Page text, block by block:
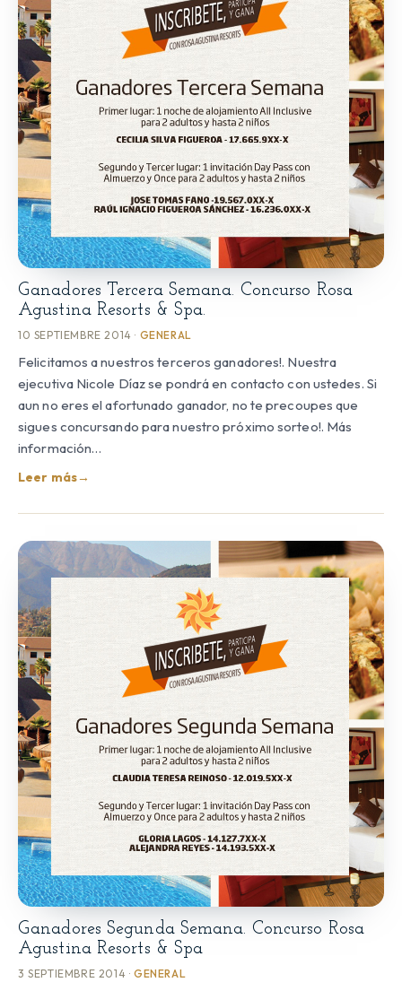
Ganadores Tercera Semana. Concurso Rosa
Agustina Resorts & Spa.
10 SEPTIEMBRE 2014 · GENERAL
Felicitamos a nuestros terceros ganadores!. Nuestra
ejecutiva Nicole Díaz se pondrá en contacto con ustedes. Si
aun no eres el afortunado ganador, no te precoupes que
sigues concursando para nuestro próximo sorteo!. Más
información…
Leer más→
Ganadores Segunda Semana. Concurso Rosa
Agustina Resorts & Spa
3 SEPTIEMBRE 2014 · GENERAL